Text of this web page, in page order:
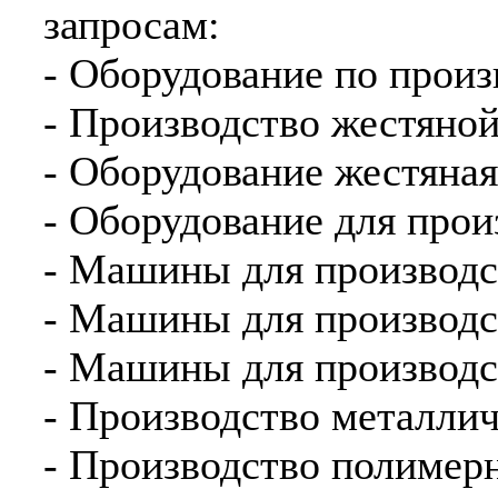
запросам:
- Оборудование по
- Производство
- Оборудование
- Оборудование для
- Машины для
- Машины для
- Машины для
- Производство
- Производство